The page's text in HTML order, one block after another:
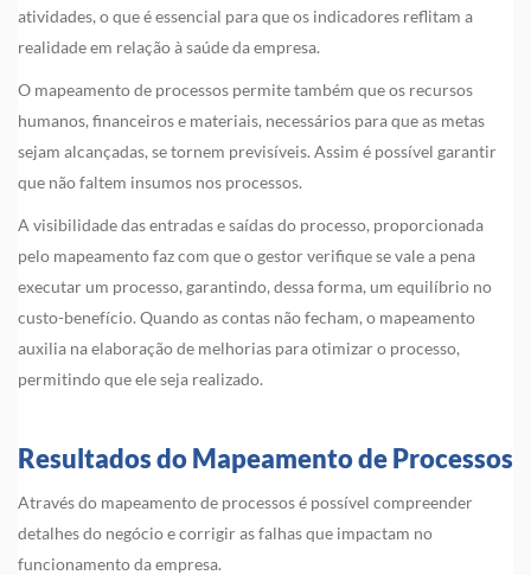
atividades, o que é essencial para que os indicadores reflitam a
realidade em relação à saúde da empresa.
O mapeamento de processos permite também que os recursos
humanos, financeiros e materiais, necessários para que as metas
sejam alcançadas, se tornem previsíveis. Assim é possível garantir
que não faltem insumos nos processos.
A visibilidade das entradas e saídas do processo, proporcionada
pelo mapeamento faz com que o gestor verifique se vale a pena
executar um processo, garantindo, dessa forma, um equilíbrio no
custo-benefício. Quando as contas não fecham, o mapeamento
auxilia na elaboração de melhorias para otimizar o processo,
permitindo que ele seja realizado.
Resultados do Mapeamento de Processos
Através do mapeamento de processos é possível compreender
detalhes do negócio e corrigir as falhas que impactam no
funcionamento da empresa.